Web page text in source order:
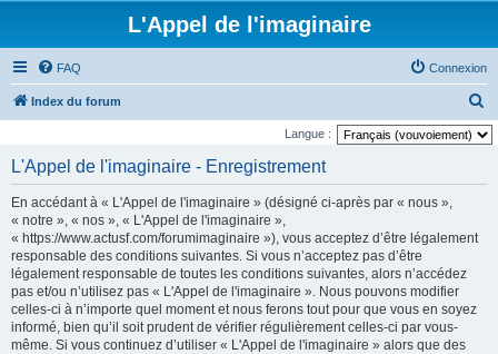
L'Appel de l'imaginaire
FAQ Connexion
Index du forum
e
Langue :
L'Appel de l'imaginaire - Enregistrement
En accédant à « L'Appel de l'imaginaire » (désigné ci-après par « nous »,
« notre », « nos », « L'Appel de l'imaginaire »,
« https://www.actusf.com/forumimaginaire »), vous acceptez d’être légalement
responsable des conditions suivantes. Si vous n’acceptez pas d’être
légalement responsable de toutes les conditions suivantes, alors n’accédez
pas et/ou n’utilisez pas « L'Appel de l'imaginaire ». Nous pouvons modifier
celles-ci à n’importe quel moment et nous ferons tout pour que vous en soyez
informé, bien qu’il soit prudent de vérifier régulièrement celles-ci par vous-
même. Si vous continuez d’utiliser « L'Appel de l'imaginaire » alors que des